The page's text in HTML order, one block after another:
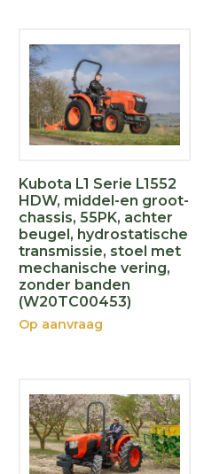
Kubota L1 Serie L1552
HDW, middel-en groot-
chassis, 55PK, achter
beugel, hydrostatische
transmissie, stoel met
mechanische vering,
zonder banden
(W20TC00453)
Op aanvraag